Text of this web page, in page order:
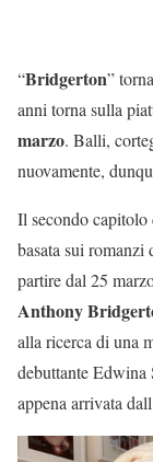
“Bridgerton”
anni torna sulla
marzo. Balli,
nuovamente,
Il secondo capitolo
basata sui romanzi
partire dal 25
Anthony
alla ricerca di una
debuttante Edwina
appena arrivata